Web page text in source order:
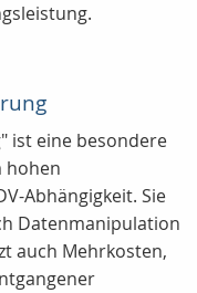
ist eine besondere
hohen
Abhängigkeit. Sie
Datenmanipulation
auch Mehrkosten,